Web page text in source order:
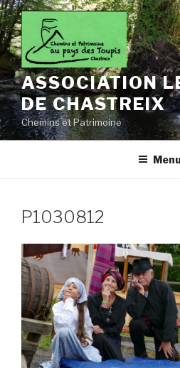
Aller
au
contenu
principal
ASSOCIATION
DE CHASTREIX
Chemins et Patrimoine
Menu
P1030812